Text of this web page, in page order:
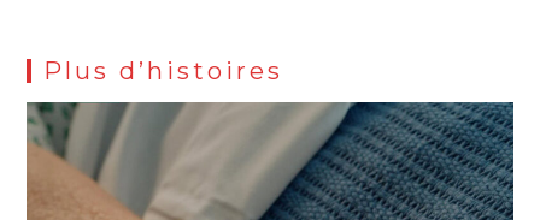
Plus d’histoires